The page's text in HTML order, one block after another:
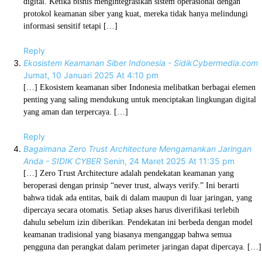
protokol keamanan siber yang kuat, mereka tidak hanya melindungi
informasi sensitif tetapi […]
Reply
Ekosistem Keamanan Siber Indonesia - SidikCybermedia.com
Jumat, 10 Januari 2025 At 4:10 pm
[…] Ekosistem keamanan siber Indonesia melibatkan berbagai elemen
penting yang saling mendukung untuk menciptakan lingkungan digital
yang aman dan terpercaya. […]
Reply
Bagaimana Zero Trust Architecture Mengamankan Jaringan
Anda - SIDIK CYBER Senin, 24 Maret 2025 At 11:35 pm
[…] Zero Trust Architecture adalah pendekatan keamanan yang
beroperasi dengan prinsip “never trust, always verify.” Ini berarti
bahwa tidak ada entitas, baik di dalam maupun di luar jaringan, yang
dipercaya secara otomatis. Setiap akses harus diverifikasi terlebih
dahulu sebelum izin diberikan. Pendekatan ini berbeda dengan model
keamanan tradisional yang biasanya menganggap bahwa semua
pengguna dan perangkat dalam perimeter jaringan dapat dipercaya. […]